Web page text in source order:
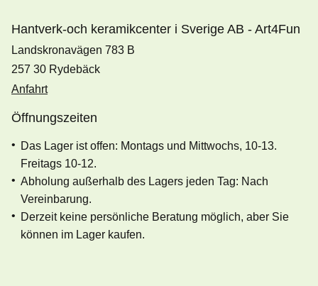
Hantverk-och keramikcenter i Sverige AB - Art4Fun
Landskronavägen 783 B
257 30 Rydebäck
Anfahrt
Öffnungszeiten
Das Lager ist offen: Montags und Mittwochs, 10-13.
Freitags 10-12.
Abholung außerhalb des Lagers jeden Tag: Nach
Vereinbarung.
Derzeit keine persönliche Beratung möglich, aber Sie
können im Lager kaufen.